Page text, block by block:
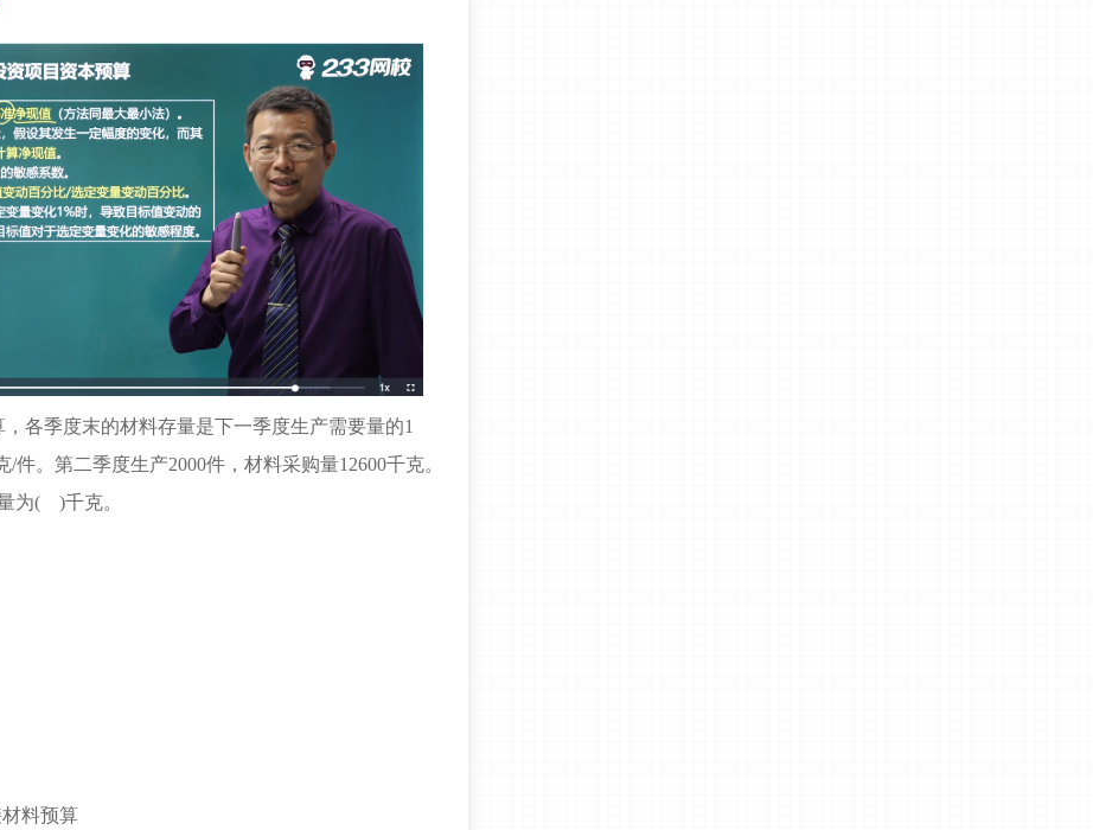
各季度末的材料存量是下一季度生产需要量的1
件。第二季度生产2000件，材料采购量12600千克。
为( )千克。
材料预算